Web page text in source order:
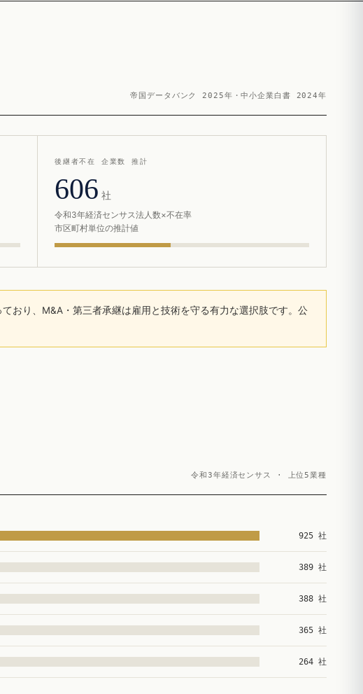
帝国データバンク 2025年・中小企業白書 2024年
後継者不在 企業数 推計
606 社
令和3年経済センサス法人数×不在率
市区町村単位の推計値
おり、M&A・第三者承継は雇用と技術を守る有力な選択肢です。公
令和3年経済センサス · 上位5業種
925 社
389 社
388 社
365 社
264 社